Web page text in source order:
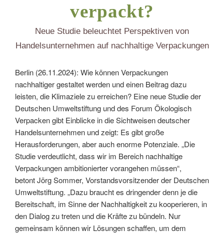
verpackt?
Neue Studie beleuchtet Perspektiven von
Handelsunternehmen auf nachhaltige Verpackungen
Berlin (26.11.2024): Wie können Verpackungen
nachhaltiger gestaltet werden und einen Beitrag dazu
leisten, die Klimaziele zu erreichen? Eine neue Studie der
Deutschen Umweltstiftung und des Forum Ökologisch
Verpacken gibt Einblicke in die Sichtweisen deutscher
Handelsunternehmen und zeigt: Es gibt große
Herausforderungen, aber auch enorme Potenziale. „Die
Studie verdeutlicht, dass wir im Bereich nachhaltige
Verpackungen ambitionierter vorangehen müssen“,
betont Jörg Sommer, Vorstandsvorsitzender der Deutschen
Umweltstiftung. „Dazu braucht es dringender denn je die
Bereitschaft, im Sinne der Nachhaltigkeit zu kooperieren, in
den Dialog zu treten und die Kräfte zu bündeln. Nur
gemeinsam können wir Lösungen schaffen, um dem